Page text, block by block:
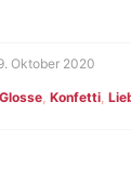
Oktober 2020
Glosse,Konfetti,